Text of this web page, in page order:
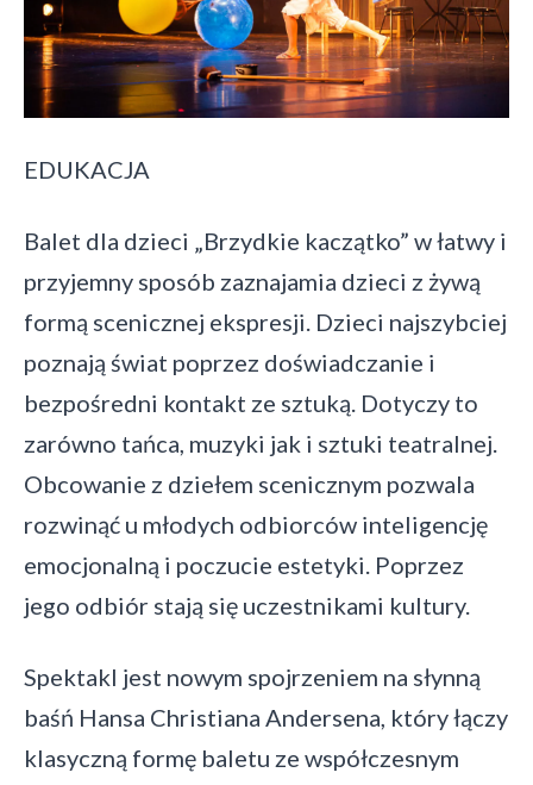
EDUKACJA
Balet dla dzieci „Brzydkie kaczątko” w łatwy i
przyjemny sposób zaznajamia dzieci z żywą
formą scenicznej ekspresji. Dzieci najszybciej
poznają świat poprzez doświadczanie i
bezpośredni kontakt ze sztuką. Dotyczy to
zarówno tańca, muzyki jak i sztuki teatralnej.
Obcowanie z dziełem scenicznym pozwala
rozwinąć u młodych odbiorców inteligencję
emocjonalną i poczucie estetyki. Poprzez
jego odbiór stają się uczestnikami kultury.
Spektakl jest nowym spojrzeniem na słynną
baśń Hansa Christiana Andersena, który łączy
klasyczną formę baletu ze współczesnym